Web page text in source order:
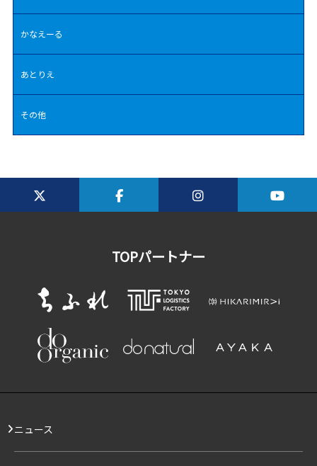
かなえーる
あとりえ
その他
TOPパートナー
ニュース